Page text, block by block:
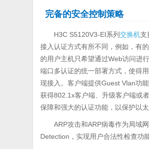
完备的安全控制策略
H3C S5120V3-EI系列交换机支
接入认证方式有所不同，例如，有
的用户主机只希望通过Web访问进
端口多认证的统一部署方式，使得
现接入。客户端提供Guest Vlan功
获得802.1x客户端、升级客户端或
保障和强大的认证功能，以保护以
ARP攻击和ARP病毒作为局域
Detection，实现用户合法性检查功